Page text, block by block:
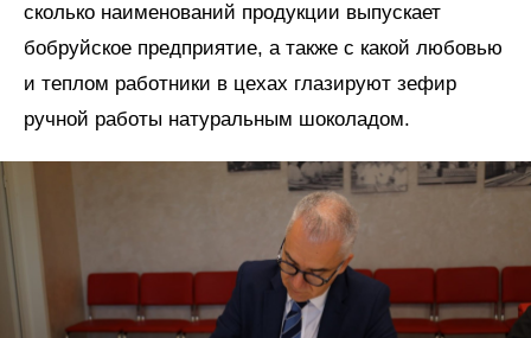
сколько наименований продукции выпускает
бобруйское предприятие, а также с какой любовью
и теплом работники в цехах глазируют зефир
ручной работы натуральным шоколадом.